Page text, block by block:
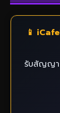
📱
รับสัญญา